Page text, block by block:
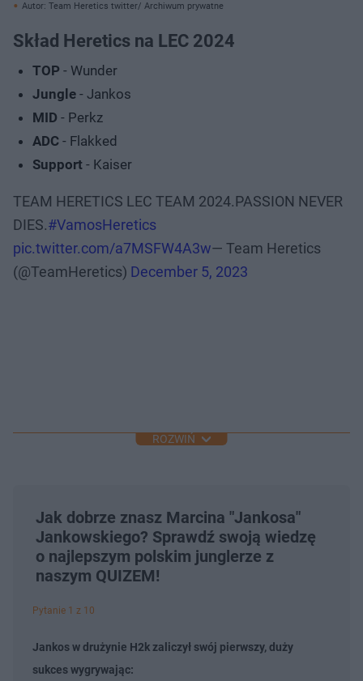
Autor: Team Heretics twitter/ Archiwum prywatne
Skład Heretics na LEC 2024
TOP - Wunder
Jungle - Jankos
MID - Perkz
ADC - Flakked
Support - Kaiser
TEAM HERETICS LEC TEAM 2024.PASSION NEVER
DIES.#VamosHeretics
pic.twitter.com/a7MSFW4A3w— Team Heretics
(@TeamHeretics) December 5, 2023
ROZWIŃ
Jak dobrze znasz Marcina "Jankosa"
Jankowskiego? Sprawdź swoją wiedzę
o najlepszym polskim junglerze z
naszym QUIZEM!
Pytanie 1 z 10
Jankos w drużynie H2k zaliczył swój pierwszy, duży
sukces wygrywając: